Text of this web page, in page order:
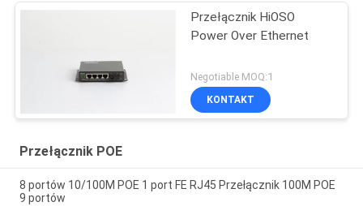
Przełącznik HiOSO
Power Over Ethernet
Negotiable MOQ:1
KONTAKT
Przełącznik POE
8 portów 10/100M POE 1 port FE RJ45 Przełącznik 100M POE
9 portów